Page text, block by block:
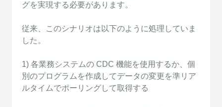
グを実現する必要があります。
従来、このシナリオは以下のように処理していま
した。
1) 各業務システムの CDC 機能を使用するか、個
別のプログラムを作成してデータの変更を準リア
ルタイムでポーリングして取得する